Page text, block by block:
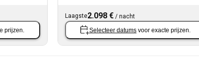
prijzen.
Laagste2.098 €/ nacht
Selecteer datums voor exacte prijzen.